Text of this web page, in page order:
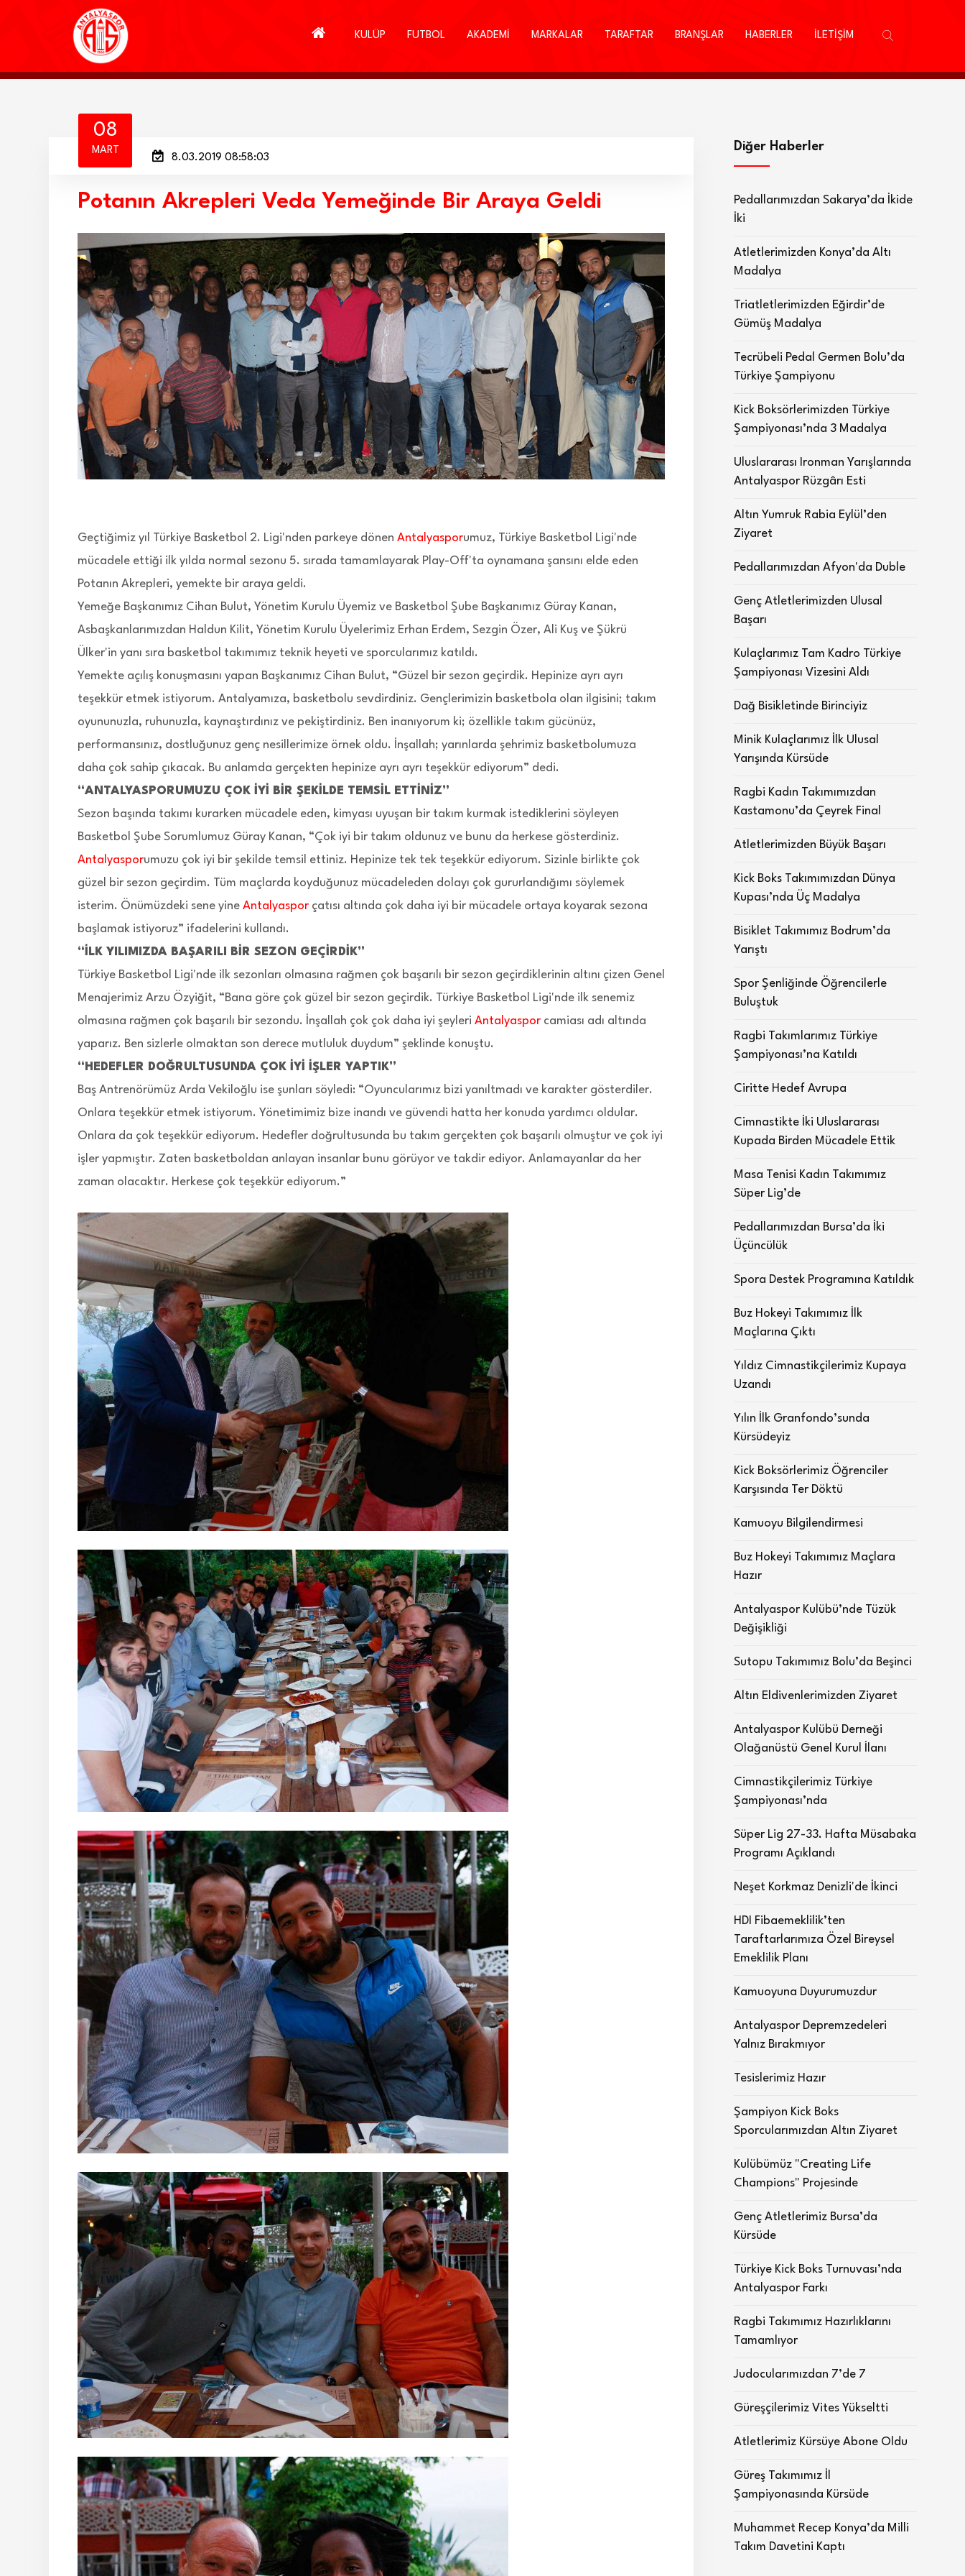
KULÜP FUTBOL AKADEMİ MARKALAR TARAFTAR BRANŞLAR HABERLER İLETİŞİM
08
MART
8.03.2019 08:58:03
Potanın Akrepleri Veda Yemeğinde Bir Araya Geldi
Geçtiğimiz yıl Türkiye Basketbol 2. Ligi'nden parkeye dönen Antalyasporumuz, Türkiye Basketbol Ligi'nde
mücadele ettiği ilk yılda normal sezonu 5. sırada tamamlayarak Play-Off'ta oynamana şansını elde eden
Potanın Akrepleri, yemekte bir araya geldi.
Yemeğe Başkanımız Cihan Bulut, Yönetim Kurulu Üyemiz ve Basketbol Şube Başkanımız Güray Kanan,
Asbaşkanlarımızdan Haldun Kilit, Yönetim Kurulu Üyelerimiz Erhan Erdem, Sezgin Özer, Ali Kuş ve Şükrü
Ülker'in yanı sıra basketbol takımımız teknik heyeti ve sporcularımız katıldı.
Yemekte açılış konuşmasını yapan Başkanımız Cihan Bulut, “Güzel bir sezon geçirdik. Hepinize ayrı ayrı
teşekkür etmek istiyorum. Antalyamıza, basketbolu sevdirdiniz. Gençlerimizin basketbola olan ilgisini; takım
oyununuzla, ruhunuzla, kaynaştırdınız ve pekiştirdiniz. Ben inanıyorum ki; özellikle takım gücünüz,
performansınız, dostluğunuz genç nesillerimize örnek oldu. İnşallah; yarınlarda şehrimiz basketbolumuza
daha çok sahip çıkacak. Bu anlamda gerçekten hepinize ayrı ayrı teşekkür ediyorum” dedi.
“ANTALYASPORUMUZU ÇOK İYİ BİR ŞEKİLDE TEMSİL ETTİNİZ”
Sezon başında takımı kurarken mücadele eden, kimyası uyuşan bir takım kurmak istediklerini söyleyen
Basketbol Şube Sorumlumuz Güray Kanan, “Çok iyi bir takım oldunuz ve bunu da herkese gösterdiniz.
Antalyasporumuzu çok iyi bir şekilde temsil ettiniz. Hepinize tek tek teşekkür ediyorum. Sizinle birlikte çok
güzel bir sezon geçirdim. Tüm maçlarda koyduğunuz mücadeleden dolayı çok gururlandığımı söylemek
isterim. Önümüzdeki sene yine Antalyaspor çatısı altında çok daha iyi bir mücadele ortaya koyarak sezona
başlamak istiyoruz” ifadelerini kullandı.
“İLK YILIMIZDA BAŞARILI BİR SEZON GEÇİRDİK”
Türkiye Basketbol Ligi'nde ilk sezonları olmasına rağmen çok başarılı bir sezon geçirdiklerinin altını çizen Genel
Menajerimiz Arzu Özyiğit, “Bana göre çok güzel bir sezon geçirdik. Türkiye Basketbol Ligi'nde ilk senemiz
olmasına rağmen çok başarılı bir sezondu. İnşallah çok çok daha iyi şeyleri Antalyaspor camiası adı altında
yaparız. Ben sizlerle olmaktan son derece mutluluk duydum” şeklinde konuştu.
“HEDEFLER DOĞRULTUSUNDA ÇOK İYİ İŞLER YAPTIK”
Baş Antrenörümüz Arda Vekiloğlu ise şunları söyledi: “Oyuncularımız bizi yanıltmadı ve karakter gösterdiler.
Onlara teşekkür etmek istiyorum. Yönetimimiz bize inandı ve güvendi hatta her konuda yardımcı oldular.
Onlara da çok teşekkür ediyorum. Hedefler doğrultusunda bu takım gerçekten çok başarılı olmuştur ve çok iyi
işler yapmıştır. Zaten basketboldan anlayan insanlar bunu görüyor ve takdir ediyor. Anlamayanlar da her
zaman olacaktır. Herkese çok teşekkür ediyorum.”
Diğer Haberler
Pedallarımızdan Sakarya’da İkide
İki
Atletlerimizden Konya’da Altı
Madalya
Triatletlerimizden Eğirdir’de
Gümüş Madalya
Tecrübeli Pedal Germen Bolu’da
Türkiye Şampiyonu
Kick Boksörlerimizden Türkiye
Şampiyonası’nda 3 Madalya
Uluslararası Ironman Yarışlarında
Antalyaspor Rüzgârı Esti
Altın Yumruk Rabia Eylül’den
Ziyaret
Pedallarımızdan Afyon'da Duble
Genç Atletlerimizden Ulusal
Başarı
Kulaçlarımız Tam Kadro Türkiye
Şampiyonası Vizesini Aldı
Dağ Bisikletinde Birinciyiz
Minik Kulaçlarımız İlk Ulusal
Yarışında Kürsüde
Ragbi Kadın Takımımızdan
Kastamonu’da Çeyrek Final
Atletlerimizden Büyük Başarı
Kick Boks Takımımızdan Dünya
Kupası’nda Üç Madalya
Bisiklet Takımımız Bodrum’da
Yarıştı
Spor Şenliğinde Öğrencilerle
Buluştuk
Ragbi Takımlarımız Türkiye
Şampiyonası’na Katıldı
Ciritte Hedef Avrupa
Cimnastikte İki Uluslararası
Kupada Birden Mücadele Ettik
Masa Tenisi Kadın Takımımız
Süper Lig’de
Pedallarımızdan Bursa’da İki
Üçüncülük
Spora Destek Programına Katıldık
Buz Hokeyi Takımımız İlk
Maçlarına Çıktı
Yıldız Cimnastikçilerimiz Kupaya
Uzandı
Yılın İlk Granfondo’sunda
Kürsüdeyiz
Kick Boksörlerimiz Öğrenciler
Karşısında Ter Döktü
Kamuoyu Bilgilendirmesi
Buz Hokeyi Takımımız Maçlara
Hazır
Antalyaspor Kulübü’nde Tüzük
Değişikliği
Sutopu Takımımız Bolu’da Beşinci
Altın Eldivenlerimizden Ziyaret
Antalyaspor Kulübü Derneği
Olağanüstü Genel Kurul İlanı
Cimnastikçilerimiz Türkiye
Şampiyonası’nda
Süper Lig 27-33. Hafta Müsabaka
Programı Açıklandı
Neşet Korkmaz Denizli'de İkinci
HDI Fibaemeklilik’ten
Taraftarlarımıza Özel Bireysel
Emeklilik Planı
Kamuoyuna Duyurumuzdur
Antalyaspor Depremzedeleri
Yalnız Bırakmıyor
Tesislerimiz Hazır
Şampiyon Kick Boks
Sporcularımızdan Altın Ziyaret
Kulübümüz "Creating Life
Champions" Projesinde
Genç Atletlerimiz Bursa’da
Kürsüde
Türkiye Kick Boks Turnuvası’nda
Antalyaspor Farkı
Ragbi Takımımız Hazırlıklarını
Tamamlıyor
Judocularımızdan 7’de 7
Güreşçilerimiz Vites Yükseltti
Atletlerimiz Kürsüye Abone Oldu
Güreş Takımımız İl
Şampiyonasında Kürsüde
Muhammet Recep Konya’da Milli
Takım Davetini Kaptı